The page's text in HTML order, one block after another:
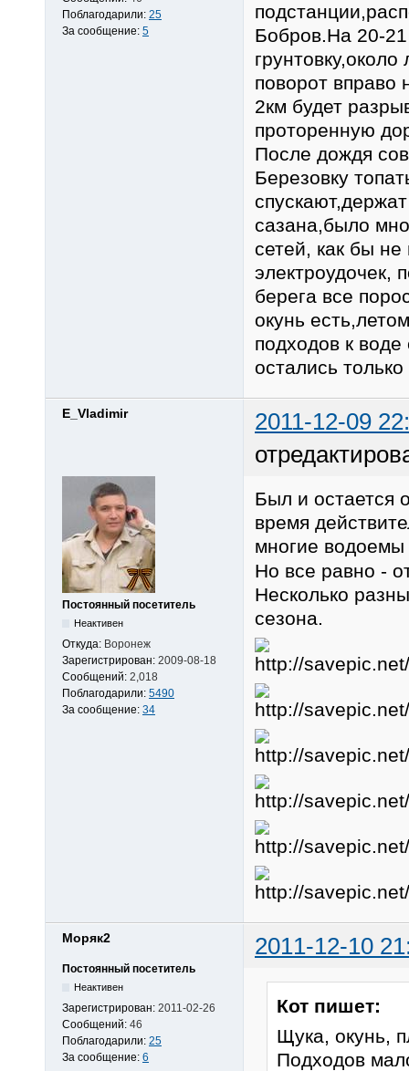
Поблагодарили: 25
За сообщение: 5
Бобров.На 20-21
поворот вправо
2км будет
проторенную
После дождя
Березовку
сазана,было
сетей, как бы не
электроудочек,
берега все
окунь
подходов к
остались
E_Vladimir
2011-12-09
Постоянный посетитель
Неактивен
Откуда: Воронеж
Зарегистрирован: 2009-08-18
Сообщений: 2,018
Поблагодарили: 5490
За сообщение: 34
Был и остается
время
многие водоемы
Но все равно -
Несколько
сезона.
Моряк2 2011-12-10
Постоянный посетитель
Неактивен
Зарегистрирован: 2011-02-26
Сообщений: 46
Поблагодарили: 25
За сообщение: 6
Кот пишет:
Щука, окунь,
Подходов